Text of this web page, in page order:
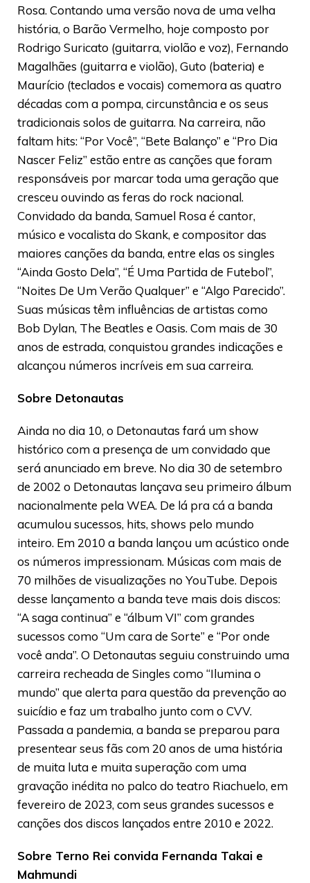
Rosa. Contando uma versão nova de uma velha
história, o Barão Vermelho, hoje composto por
Rodrigo Suricato (guitarra, violão e voz), Fernando
Magalhães (guitarra e violão), Guto (bateria) e
Maurício (teclados e vocais) comemora as quatro
décadas com a pompa, circunstância e os seus
tradicionais solos de guitarra. Na carreira, não
faltam hits: “Por Você”, “Bete Balanço” e “Pro Dia
Nascer Feliz” estão entre as canções que foram
responsáveis por marcar toda uma geração que
cresceu ouvindo as feras do rock nacional.
Convidado da banda, Samuel Rosa é cantor,
músico e vocalista do Skank, e compositor das
maiores canções da banda, entre elas os singles
“Ainda Gosto Dela”, “É Uma Partida de Futebol”,
“Noites De Um Verão Qualquer” e “Algo Parecido”.
Suas músicas têm influências de artistas como
Bob Dylan, The Beatles e Oasis. Com mais de 30
anos de estrada, conquistou grandes indicações e
alcançou números incríveis em sua carreira.
Sobre Detonautas
Ainda no dia 10, o Detonautas fará um show
histórico com a presença de um convidado que
será anunciado em breve. No dia 30 de setembro
de 2002 o Detonautas lançava seu primeiro álbum
nacionalmente pela WEA. De lá pra cá a banda
acumulou sucessos, hits, shows pelo mundo
inteiro. Em 2010 a banda lançou um acústico onde
os números impressionam. Músicas com mais de
70 milhões de visualizações no YouTube. Depois
desse lançamento a banda teve mais dois discos:
“A saga continua” e “álbum VI” com grandes
sucessos como “Um cara de Sorte” e “Por onde
você anda”. O Detonautas seguiu construindo uma
carreira recheada de Singles como “Ilumina o
mundo” que alerta para questão da prevenção ao
suicídio e faz um trabalho junto com o CVV.
Passada a pandemia, a banda se preparou para
presentear seus fãs com 20 anos de uma história
de muita luta e muita superação com uma
gravação inédita no palco do teatro Riachuelo, em
fevereiro de 2023, com seus grandes sucessos e
canções dos discos lançados entre 2010 e 2022.
Sobre Terno Rei convida Fernanda Takai e
Mahmundi